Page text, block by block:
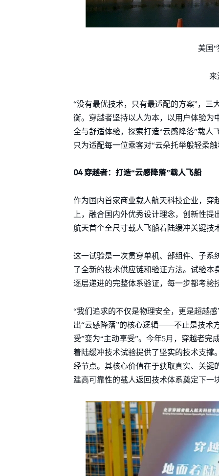
美国
来
“没有最优技术，只有最适配的方案”，三
衡。穿越者坚持以人为本，以用户体验为
全与舒适体验，探索打造“云感降落”载
只为适配每一位乘客对“云朵托举般轻柔
04 穿越者：打造“云感降落”载人飞船
作为国内首家商业载人航天科技企业，穿
上，融合国内外优秀设计理念，创新性
航天首个全尺寸载人飞船着陆缓冲关键技
这一试验是一次贯穿单机、部组件、子系
了全新的技术供应链和验证方法。试验本
逐层递进的完整体系验证，每一步都考验
“我们追求的不仅是物理安全，更是超越
出“云感降落”的核心逻辑——不止是技术
受”变为“主动享受”。今年5月，穿越者
着陆缓冲技术试验提供了坚实的技术支撑
经节点。其核心价值在于获取真实、关键
建高可靠性的载人返回技术体系奠定下